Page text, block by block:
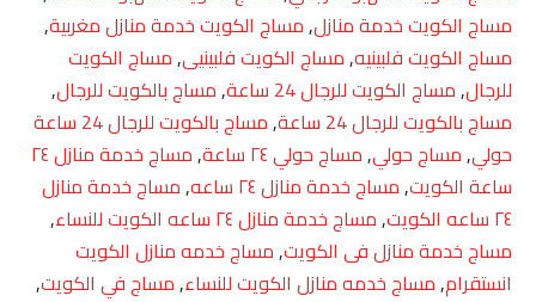
مساج الكويت خدمة منازل,مساج الكويت خدمة منازل مغربية,
مساج الكويت فلبينيه,مساج الكويت فلبينيى,مساج الكويت
للرجال,مساج الكويت للرجال 24 ساعة ,مساج بالكويت للرجال,
مساج بالكويت للرجال 24 ساعة
,
مساج بالكويت للرجال 24 ساعة
حولي,مساج حولي,مساج حولي ٢٤ ساعة ,
مساج خدمة منازل ٢٤
ساعة الكويت,مساج خدمة منازل ٢٤ ساعه ,مساج خدمة منازل
٢٤ ساعه الكويت
,مساج خدمة منازل ٢٤ ساعه الكويت للنساء
,
مساج خدمة منازل فى الكويت,مساج خدمه منازل الكويت
انستقرام,مساج خدمه منازل الكويت للنساء,مساج في الكويت,